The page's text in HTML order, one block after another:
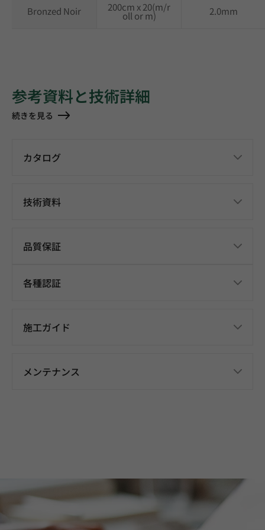
Bronzed Noir 200cm x 20(m/r
oll or m) 2.0mm
参考資料と技術詳細
続きを見る
カタログ
技術資料
品質保証
各種認証
施工ガイド
メンテナンス